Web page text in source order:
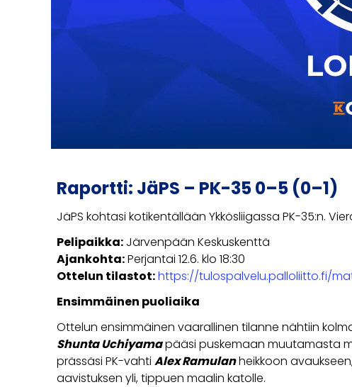
Raportti: JäPS – PK-35 0–5 (0–1)
JäPS kohtasi kotikentällään Ykkösliigassa PK-35:n.
Pelipaikka: Järvenpään Keskuskenttä
Ajankohta:Perjantai 12.6. klo 18:30
Ottelun tilastot:https://tulospalvelu.palloliitto.fi/
Ensimmäinen puoliaika
Ottelun ensimmäinen vaarallinen tilanne nähtiin
Shunta Uchiyamapääsi puskemaan muutamasta
prässäsi PK-vahti Alex Ramulanheikkoon
aavistuksen yli, tippuen maalin katolle.